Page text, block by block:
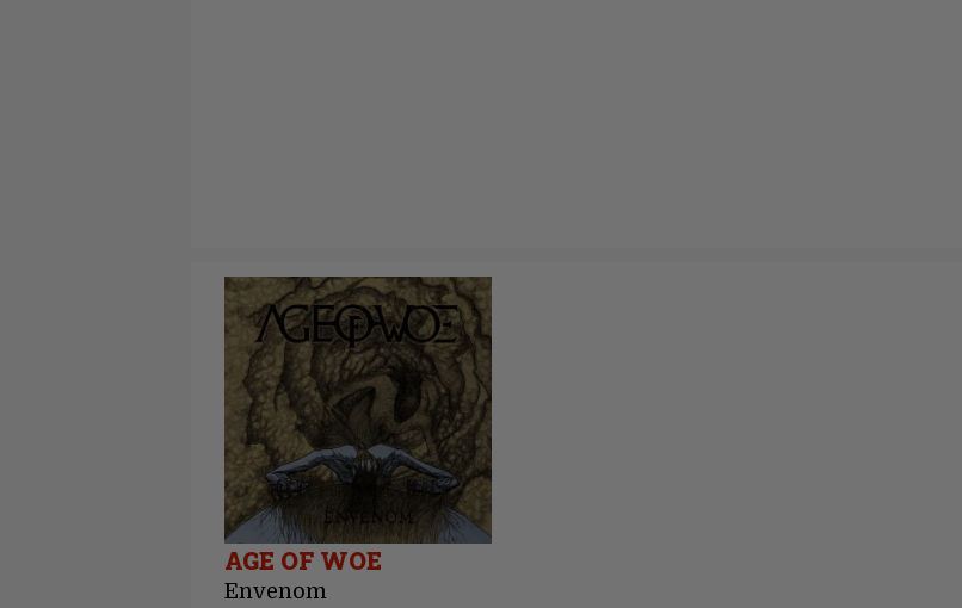
AGE OF WOE
Envenom